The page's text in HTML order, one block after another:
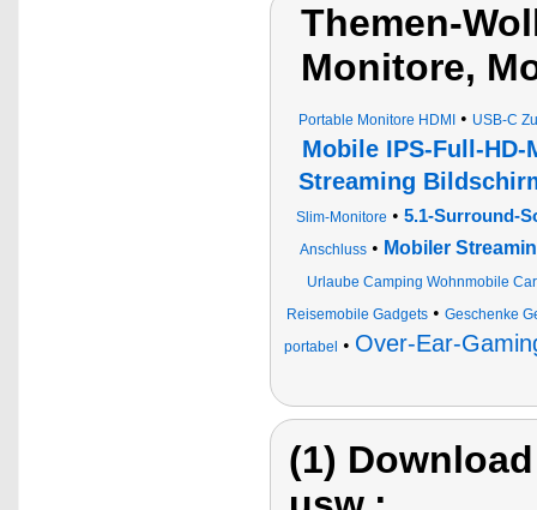
Themen-
Monitore,
Portable Monitore HDMI • USB-C
Mobile IPS-Full-
Streaming
Slim-Monitore • 5.1-Surround-
Anschluss • Mobiler
Urlaube Camping Wohnmobile
Reisemobile Gadgets• Geschenke
portabel
• Over-Ear-
(1)